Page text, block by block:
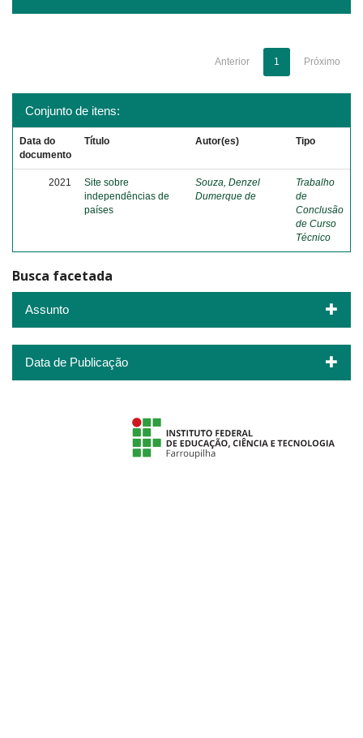
Anterior 1 Próximo
Conjunto de itens:
Data do
documento
Título Autor(es) Tipo
2021
Site sobre
independências de
países
Souza, Denzel
Dumerque de
Trabalho
de
Conclusão
de Curso
Técnico
Busca facetada
Assunto
Data de Publicação